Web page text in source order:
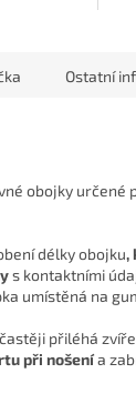
Ostatní
obojky určené
délky obojku,
s kontaktními
umístěná na
přiléhá
při nošenía